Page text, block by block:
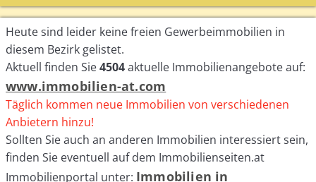
Heute sind leider keine freien Gewerbeimmobilien in
diesem Bezirk gelistet.
Aktuell finden Sie4504aktuelle Immobilienangebote auf:
www.immobilien-at.com
Täglich kommen neue Immobilien von verschiedenen
Anbietern hinzu!
Sollten Sie auch an anderen Immobilien interessiert sein,
finden Sie eventuell auf dem Immobilienseiten.at
Immobilienportal unter: Immobilien in